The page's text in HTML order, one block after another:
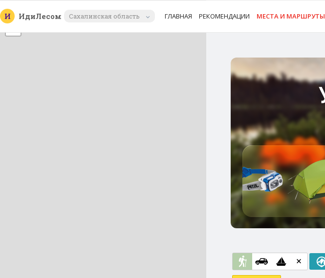
И ИдиЛесом Сахалинская область ГЛАВНАЯ РЕКОМЕНДАЦИИ МЕСТА И МАРШРУТЫ
+